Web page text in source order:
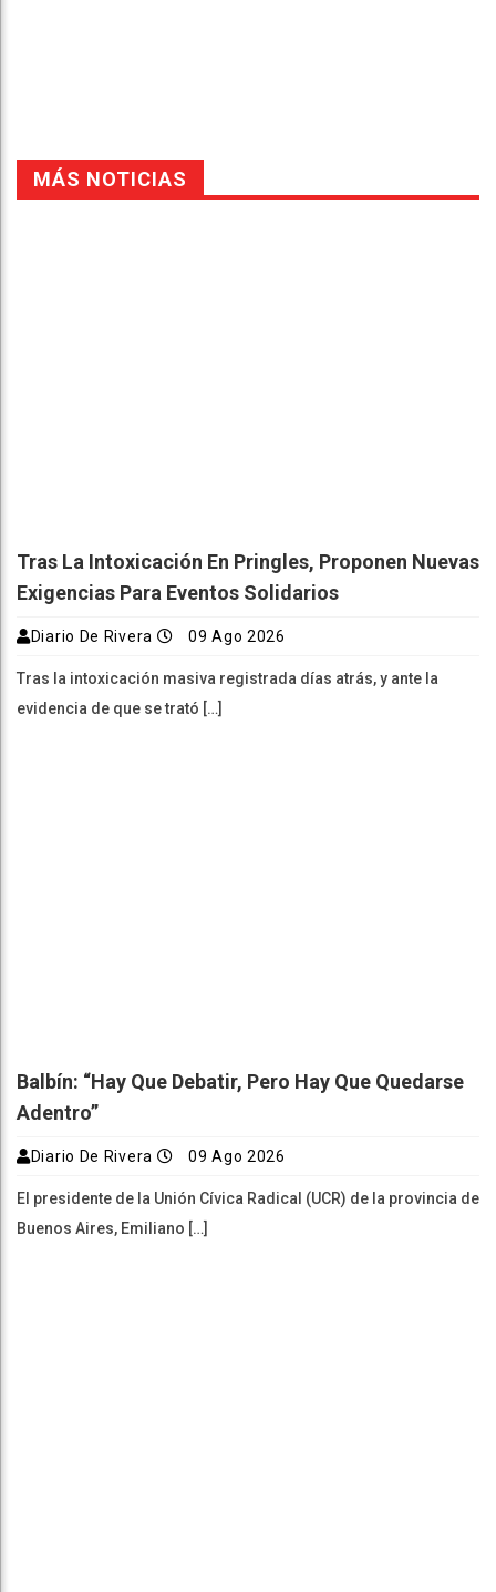
MÁS NOTICIAS
Tras La Intoxicación En Pringles, Proponen Nuevas
Exigencias Para Eventos Solidarios
Diario De Rivera 09 Ago 2026
Tras la intoxicación masiva registrada días atrás, y ante la
evidencia de que se trató […]
Balbín: “Hay Que Debatir, Pero Hay Que Quedarse
Adentro”
Diario De Rivera 09 Ago 2026
El presidente de la Unión Cívica Radical (UCR) de la provincia de
Buenos Aires, Emiliano […]